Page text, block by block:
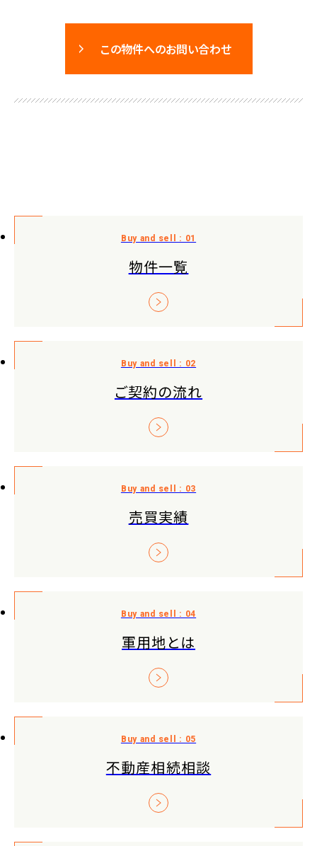
この物件へのお問い合わせ
物件一覧
ご契約の流れ
売買実績
軍用地とは
不動産相続相談